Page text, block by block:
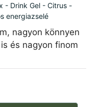
- Drink Gel - Citrus -
energiazselé
nagyon könnyen
és nagyon finom